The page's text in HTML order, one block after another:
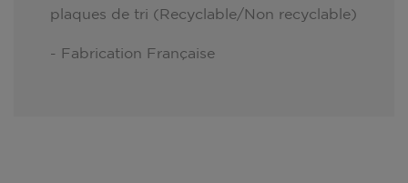
plaques de tri (Recyclable/Non recyclable)
- Fabrication Française